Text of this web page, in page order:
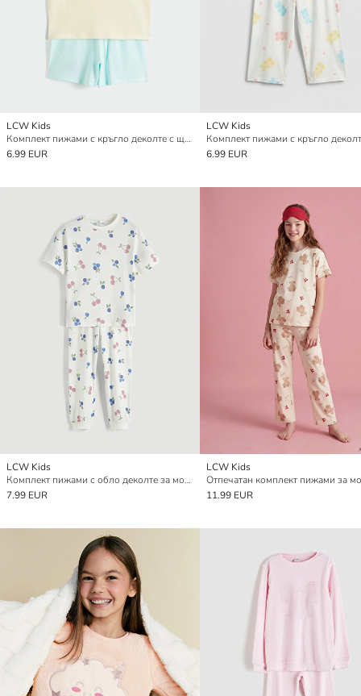
LCW Kids
Комплект пижами с кръгло деколте с щампа за момичета
6.99 EUR
LCW Kids
6.99 EUR
LCW Kids
Комплект пижами с обло деколте за момичета
7.99 EUR
LCW Kids
Отпечатан комплект пижами за
11.99 EUR